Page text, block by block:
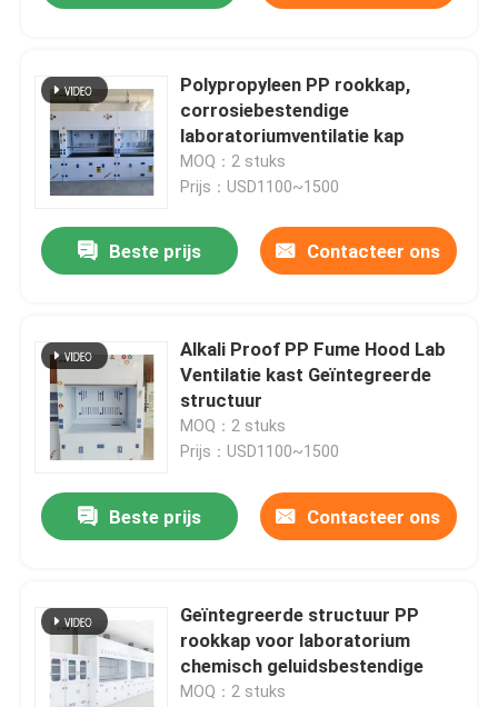
Polypropyleen PP rookkap,
corrosiebestendige
laboratoriumventilatie kap
MOQ：2 stuks
Prijs：USD1100~1500
Beste prijs Contacteer ons
Alkali Proof PP Fume Hood Lab
Ventilatie kast Geïntegreerde
structuur
MOQ：2 stuks
Prijs：USD1100~1500
Beste prijs Contacteer ons
Geïntegreerde structuur PP
rookkap voor laboratorium
chemisch geluidsbestendige
MOQ：2 stuks